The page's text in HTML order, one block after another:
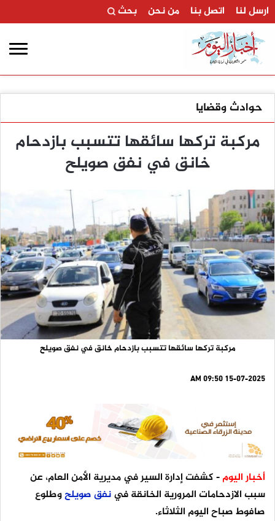
ارسل لنا اتصل بنا من نحن بحث
حوادث وقضايا
مركبة تركها سائقها تتسبب بازدحام
خانق في نفق صويلح
مركبة تركها سائقها تتسبب بازدحام خانق في نفق صويلح
15-07-2025 09:50 AM
أخبار اليوم- كشفت إدارة السير في مديرية الأمن العام، عن
سبب الازدحامات المرورية الخانقة فينفقصويلحوطلوع
صافوط صباح اليوم الثلاثاء.